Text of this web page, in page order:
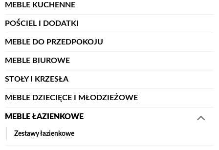
MEBLE KUCHENNE
POŚCIEL I DODATKI
MEBLE DO PRZEDPOKOJU
MEBLE BIUROWE
STOŁY I KRZESŁA
MEBLE DZIECIĘCE I MŁODZIEŻOWE
MEBLE ŁAZIENKOWE
Zestawy łazienkowe